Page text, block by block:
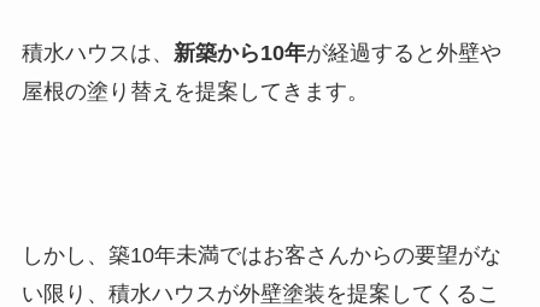
積水ハウスは、 新築から10年が経過すると外壁や
屋根の塗り替えを提案してきます。
しかし、築10年未満ではお客さんからの要望がな
い限り、積水ハウスが外壁塗装を提案してくるこ